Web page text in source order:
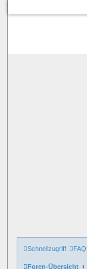
Schnellzugriff FAQ
Foren-Übersicht